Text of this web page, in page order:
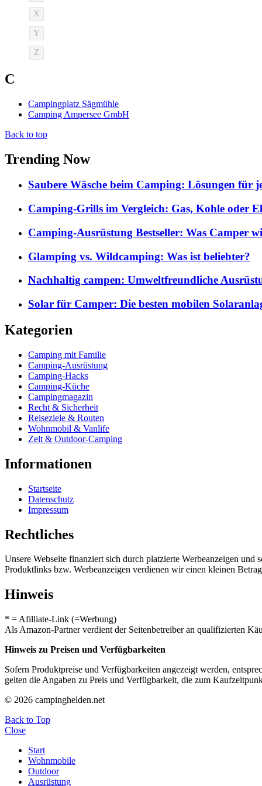
X
Y
Z
C
Campingplatz Sägmühle
Camping Ampersee GmbH
Back to top
Trending Now
Saubere Wäsche beim Camping: Lösungen für
Camping-Grills im Vergleich: Gas, Kohle oder
Camping-Ausrüstung Bestseller: Was Camper
Glamping vs. Wildcamping: Was ist beliebter?
Nachhaltig campen: Umweltfreundliche
Solar für Camper: Die besten mobilen
Kategorien
Camping mit Familie
Camping-Ausrüstung
Camping-Hacks
Camping-Küche
Campingmagazin
Recht & Sicherheit
Reiseziele & Routen
Wohnmobil & Vanlife
Zelt & Outdoor-Camping
Informationen
Startseite
Datenschutz
Impressum
Rechtliches
Unsere Webseite finanziert sich durch platzierte Werbeanzeigen
Produktlinks bzw. Werbeanzeigen verdienen wir einen kleinen
Hinweis
* = Afilliate-Link (=Werbung)
Als Amazon-Partner verdient der Seitenbetreiber an qualifizierten
Hinweis zu Preisen und Verfügbarkeiten
Sofern Produktpreise und Verfügbarkeiten angezeigt werden,
gelten die Angaben zu Preis und Verfügbarkeit, die zum
© 2026 campinghelden.net
Back to Top
Close
Start
Wohnmobile
Outdoor
Ausrüstung